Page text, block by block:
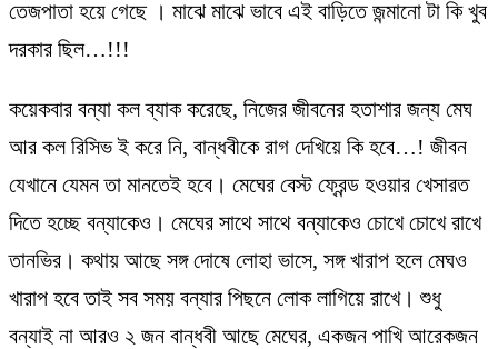
তেজপাতা হয়ে গেছে । মাঝে মাঝে ভাবে এই বাড়িতে জন্মানো টা কি খুব
দরকার ছিল…!!!
কয়েকবার বন্যা কল ব্যাক করেছে, নিজের জীবনের হতাশার জন্য মেঘ
আর কল রিসিভ ই করে নি, বান্ধবীকে রাগ দেখিয়ে কি হবে…! জীবন
যেখানে যেমন তা মানতেই হবে। মেঘের বেস্ট ফ্রেন্ড হওয়ার খেসারত
দিতে হচ্ছে বন্যাকেও। মেঘের সাথে সাথে বন্যাকেও চোখে চোখে রাখে
তানভির। কথায় আছে সঙ্গ দোষে লোহা ভাসে, সঙ্গ খারাপ হলে মেঘও
খারাপ হবে তাই সব সময় বন্যার পিছনে লোক লাগিয়ে রাখে। শুধু
বন্যাই না আরও ২ জন বান্ধবী আছে মেঘের, একজন পাখি আরেকজন